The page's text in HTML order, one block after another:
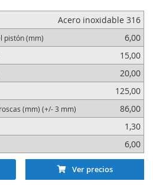
Acero inoxidable 316
pistón (mm)
6,00
15,00
20,00
125,00
(mm) (+/- 3 mm)
86,00
1,30
6,00
Ver precios